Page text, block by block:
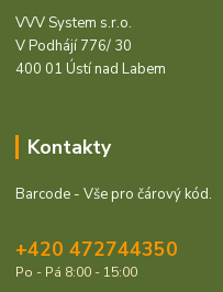
VVV System s.r.o.
V Podhájí 776/ 30
400 01 Ústí nad Labem
Kontakty
Barcode - Vše pro čárový kód.
+420 472744350
Po - Pá 8:00 - 15:00